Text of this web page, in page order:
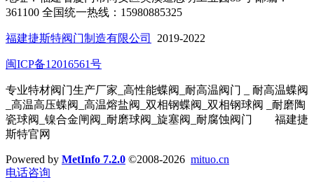
361100 全国统一热线：15980885325
福建捷斯特阀门制造有限公司 2019-2022
闽ICP备12016561号
专业特材阀门生产厂家_高性能蝶阀_耐高温阀门 _ 耐高温蝶阀
_高温高压蝶阀_高温熔盐阀_双相钢蝶阀 _双相钢球阀
_耐磨陶
瓷球阀_镍合金闸阀_耐磨球阀_旋塞阀_耐腐蚀阀门
福建捷
斯特官网
Powered by MetInfo 7.2.0 ©2008-2026 mituo.cn
电话咨询